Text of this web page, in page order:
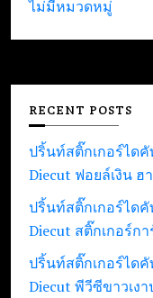
ไม่มีหมวดหมู่
RECENT POSTS
ปริ้นท์สติ๊กเกอร์ได
Diecut ฟอยล์เงิน ฮ
ปริ้นท์สติ๊กเกอร์ได
Diecut สติ๊กเกอร์ก
ปริ้นท์สติ๊กเกอร์ได
Diecut พีวีซีขาวเง